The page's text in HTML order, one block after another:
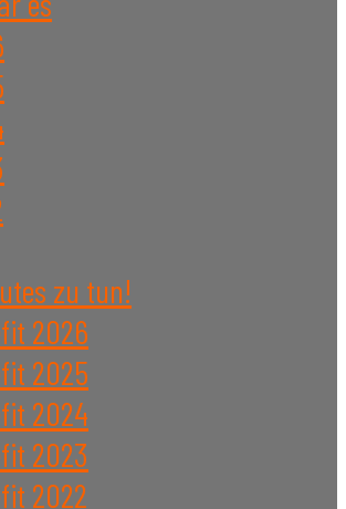
zu tun!
2026
2025
2024
2023
2022